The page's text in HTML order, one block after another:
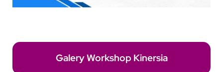
Galery Workshop Kinersia